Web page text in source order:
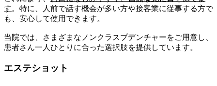
す。特に、人前で話す機会が多い方や接客業に従事する方で
も、安心して使用できます。
当院では、さまざまなノンクラスプデンチャーをご用意し、
患者さん一人ひとりに合った選択肢を提供しています。
エステショット